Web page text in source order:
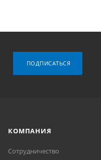
ПОДПИСАТЬСЯ
КОМПАНИЯ
Сотрудничество